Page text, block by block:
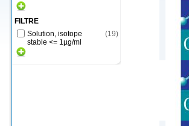
FILTRE
Solution, isotope
stable <= 1µg/ml
(19)